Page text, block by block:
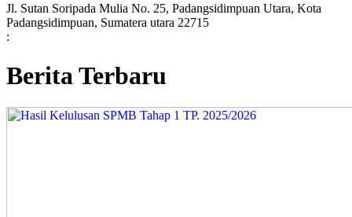
Jl. Sutan Soripada Mulia No. 25, Padangsidimpuan Utara, Kota
Padangsidimpuan, Sumatera utara 22715
:
Berita Terbaru